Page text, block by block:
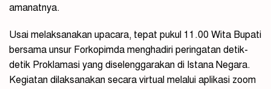
amanatnya.
Usai melaksanakan upacara, tepat pukul 11.00 Wita Bupati
bersama unsur Forkopimda menghadiri peringatan detik-
detik Proklamasi yang diselenggarakan di Istana Negara.
Kegiatan dilaksanakan secara virtual melalui aplikasi zoom